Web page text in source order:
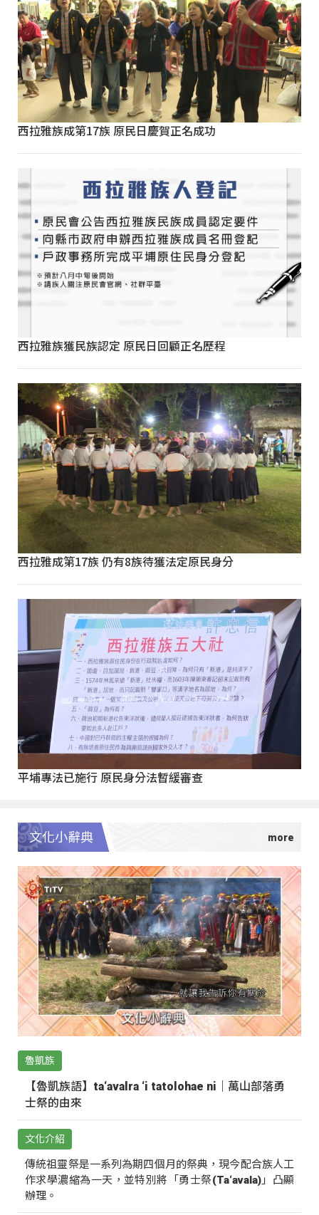
西拉雅族成第17族 原民日慶賀正名成功
西拉雅族獲民族認定 原民日回顧正名歷程
西拉雅成第17族 仍有8族待獲法定原民身分
平埔專法已施行 原民身分法暫緩審查
文化小辭典
魯凱族
【魯凱族語】ta‘avalra ‘i tatolohae ni｜萬山部落勇
士祭的由來
文化介紹
傳統祖靈祭是一系列為期四個月的祭典，現今配合族人工
作求學濃縮為一天，並特別將「勇士祭(Ta‘avala)」凸顯
辦理。